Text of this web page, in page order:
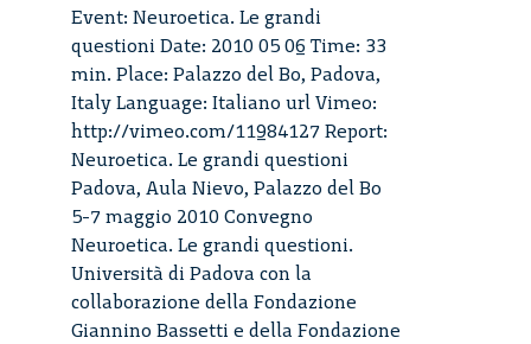
Event: Neuroetica. Le grandi
questioni Date: 2010 05 06 Time: 33
min. Place: Palazzo del Bo, Padova,
Italy Language: Italiano url Vimeo:
http://vimeo.com/11984127 Report:
Neuroetica. Le grandi questioni
Padova, Aula Nievo, Palazzo del Bo
5-7 maggio 2010 Convegno
Neuroetica. Le grandi questioni.
Università di Padova con la
collaborazione della Fondazione
Giannino Bassetti e della Fondazione